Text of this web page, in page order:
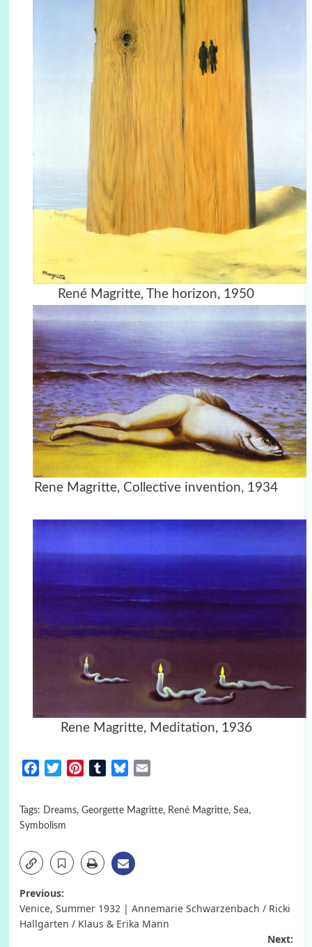
René Magritte, The horizon, 1950
Rene Magritte, Collective invention, 1934
Rene Magritte, Meditation, 1936
FacebookTwitterPinterestTumblrBluesky
Tags: Dreams, Georgette Magritte, René Magritte, Sea,
Symbolism
Post
navigation
Previous:
Venice, Summer 1932 | Annemarie Schwarzenbach / Ricki
Hallgarten / Klaus & Erika Mann
Next: